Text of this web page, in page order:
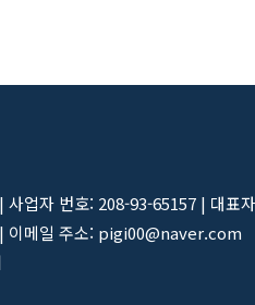
사업자 번호: 208-93-65157 | 대표
이메일 주소: pigi00@naver.com